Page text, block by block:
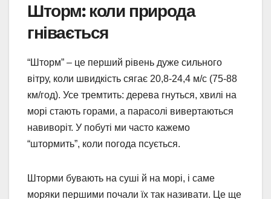
Шторм: коли природа
гнівається
“Шторм” – це перший рівень дуже сильного
вітру, коли швидкість сягає 20,8-24,4 м/с (75-88
км/год). Усе тремтить: дерева гнуться, хвилі на
морі стають горами, а парасолі вивертаються
навиворіт. У побуті ми часто кажемо
“штормить”, коли погода псується.
Шторми бувають на суші й на морі, і саме
моряки першими почали їх так називати. Це ще